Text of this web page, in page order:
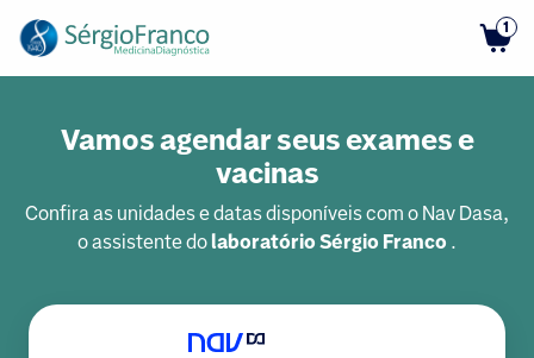
1
Vamos agendar seus exames e
vacinas
Confira as unidades e datas disponíveis com o Nav Dasa,
o assistente dolaboratório Sérgio Franco .